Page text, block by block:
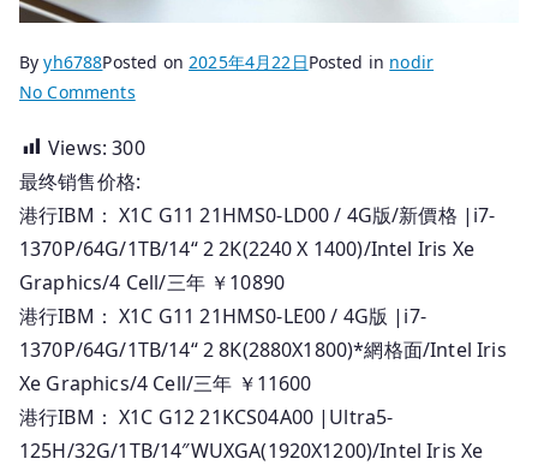
Byyh6788Posted on 2025年4月22日Posted in nodir
No Commentson
香
港
行
貨
Thinkpad
記
本
_
人
民
Views: 300
最终销售价格:
港行IBM： X1C G11 21HMS0-LD00 / 4G版/新價格 |i7-
1370P/64G/1TB/14“ 2 2K(2240 X 1400)/Intel Iris Xe
Graphics/4 Cell/三年 ￥10890
港行IBM： X1C G11 21HMS0-LE00 / 4G版 |i7-
1370P/64G/1TB/14“ 2 8K(2880X1800)*網格面/Intel Iris
Xe Graphics/4 Cell/三年 ￥11600
港行IBM： X1C G12 21KCS04A00 |Ultra5-
125H/32G/1TB/14″WUXGA(1920X1200)/Intel Iris Xe